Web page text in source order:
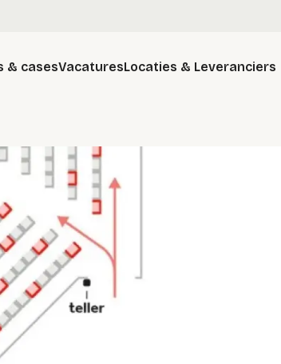
& casesVacaturesLocaties & Leveranciers